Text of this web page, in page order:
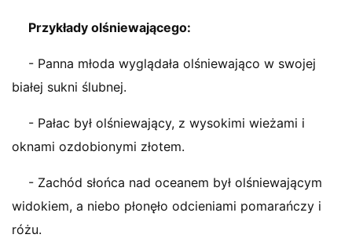
Przykłady olśniewającego:
- Panna młoda wyglądała olśniewająco w swojej
białej sukni ślubnej.
- Pałac był olśniewający, z wysokimi wieżami i
oknami ozdobionymi złotem.
- Zachód słońca nad oceanem był olśniewającym
widokiem, a niebo płonęło odcieniami pomarańczy i
różu.